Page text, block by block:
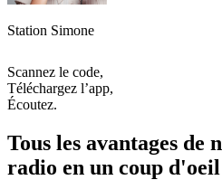
Station Simone
Scannez le code,
Téléchargez l’app,
Écoutez.
Tous les avantages de
radio en un coup d'oeil